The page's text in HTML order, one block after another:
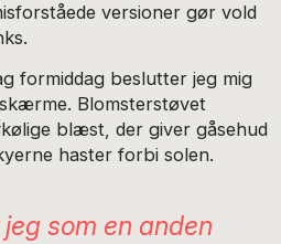
versioner gør vold
formiddag beslutter jeg mig
Blomsterstøvet
blæst, der giver gåsehud
haster forbi solen.
som en anden